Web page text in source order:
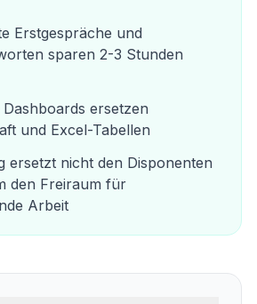
Erstgespräche und
sparen 2-3 Stunden
ersetzen
und Excel-Tabellen
ersetzt nicht den Disponenten
den Freiraum für
Arbeit